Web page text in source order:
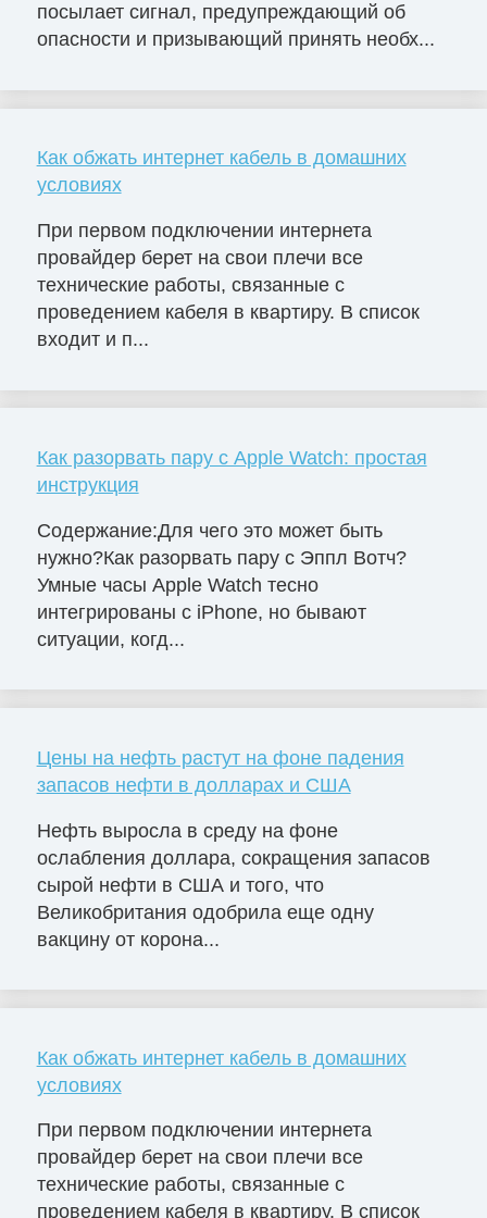
посылает сигнал, предупреждающий об
опасности и призывающий принять необх...
Как обжать интернет кабель в домашних
условиях
При первом подключении интернета
провайдер берет на свои плечи все
технические работы, связанные с
проведением кабеля в квартиру. В список
входит и п...
Как разорвать пару с Apple Watch: простая
инструкция
Содержание:Для чего это может быть
нужно?Как разорвать пару с Эппл Вотч?
Умные часы Apple Watch тесно
интегрированы с iPhone, но бывают
ситуации, когд...
Цены на нефть растут на фоне падения
запасов нефти в долларах и США
Нефть выросла в среду на фоне
ослабления доллара, сокращения запасов
сырой нефти в США и того, что
Великобритания одобрила еще одну
вакцину от корона...
Как обжать интернет кабель в домашних
условиях
При первом подключении интернета
провайдер берет на свои плечи все
технические работы, связанные с
проведением кабеля в квартиру. В список